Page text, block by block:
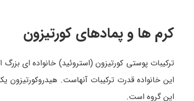
کرم ها و پمادهای کورتیزون
ترکیبات پوستی کورتیزون (استروئید) خانواده ای
این خانواده قدرت ترکیبات آنهاست.
این گروه است.